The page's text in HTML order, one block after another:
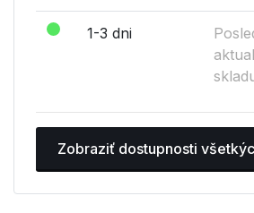
1-3 dni
Zobraziť dostupnosti